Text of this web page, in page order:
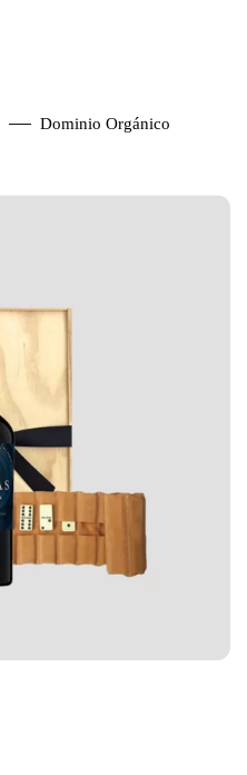
Dominio Orgánico